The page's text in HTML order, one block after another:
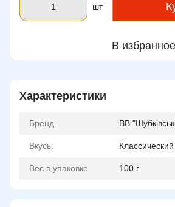
шт
В избранное
Характеристики
Бренд ВВ
Вкусы Классический
Вес в упаковке 100 г